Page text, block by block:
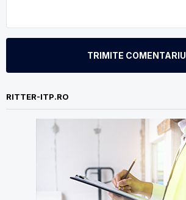
TRIMITE COMENTARIU
RITTER-ITP.RO